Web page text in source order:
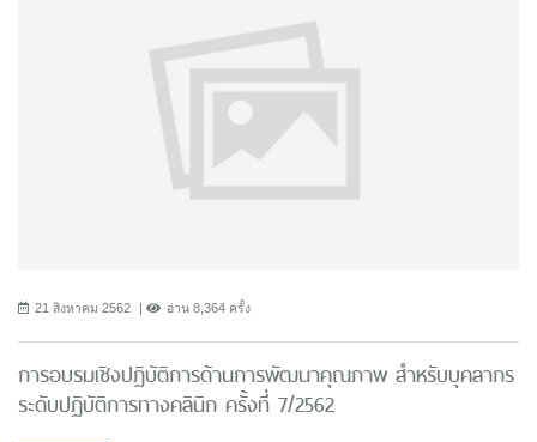
21 สิงหาคม 2562 อ่าน 8,364 ครั้ง
การอบรมเชิงปฏิบัติการด้านการพัฒนาคุณภาพ สำหรับบุคลากร
ระดับปฏิบัติการทางคลินิก ครั้งที่ 7/2562